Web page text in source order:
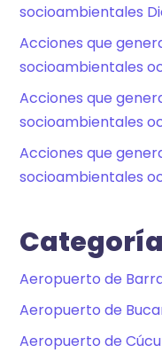
socioambientales
Acciones que
socioambientales
Acciones que
socioambientales
Acciones que
socioambientales
Aeropuerto de
Aeropuerto de
Aeropuerto de